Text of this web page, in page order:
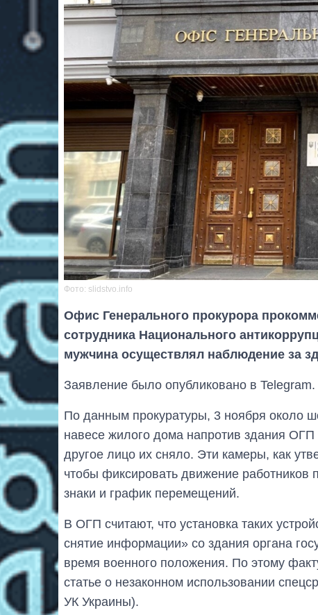
Фото: slidstvo.info
Офис Генерального прокурора
сотрудника Национального
мужчина осуществлял наблюдение за
Заявление было опубликовано в Telegram.
По данным прокуратуры, 3 ноября около
навесе жилого дома напротив здания ОГП
другое лицо их сняло. Эти камеры, как
чтобы фиксировать движение работников
знаки и график перемещений.
В ОГП считают, что установка таких
снятие информации» со здания органа
время военного положения. По этому
статье о незаконном использовании
УК Украины).